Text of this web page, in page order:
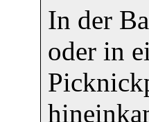
In der
oder in